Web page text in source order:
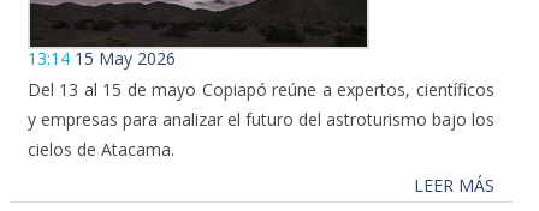
13:14 15 May 2026
Del 13 al 15 de mayo Copiapó reúne a expertos, científicos
y empresas para analizar el futuro del astroturismo bajo los
cielos de Atacama.
LEER MÁS